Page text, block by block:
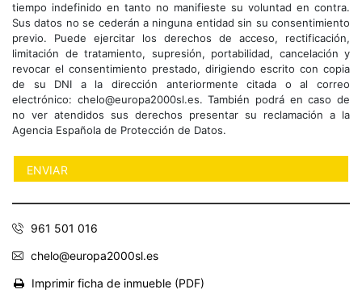
tiempo indefinido en tanto no manifieste su voluntad en contra.
Sus datos no se cederán a ninguna entidad sin su consentimiento
previo. Puede ejercitar los derechos de acceso, rectificación,
limitación de tratamiento, supresión, portabilidad, cancelación y
revocar el consentimiento prestado, dirigiendo escrito con copia
de su DNI a la dirección anteriormente citada o al correo
electrónico: chelo@europa2000sl.es. También podrá en caso de
no ver atendidos sus derechos presentar su reclamación a la
Agencia Española de Protección de Datos.
961 501 016
chelo@europa2000sl.es
Imprimir ficha de inmueble (PDF)